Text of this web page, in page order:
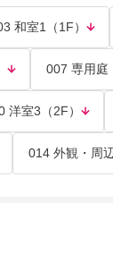
和室1（1F）
007 専用庭
洋室3（2F）
014 外観・周